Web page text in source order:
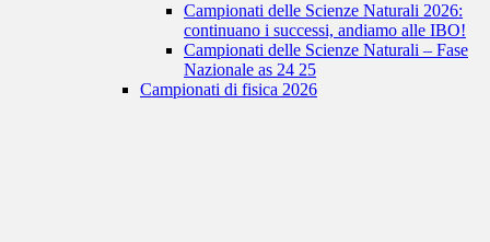
Campionati delle Scienze Naturali 2026:
continuano i successi, andiamo alle IBO!
Campionati delle Scienze Naturali – Fase
Nazionale as 24 25
Campionati di fisica 2026